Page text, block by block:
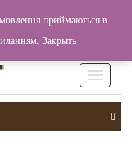
0 грн.
приймаються в
Закрыть